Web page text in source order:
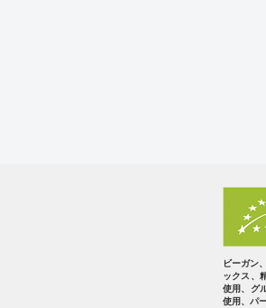
ビーガン
ックス、
使用、グ
使用、パ